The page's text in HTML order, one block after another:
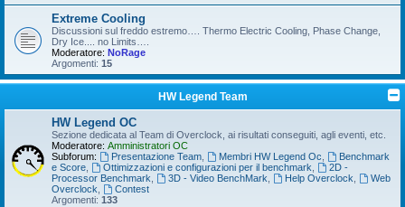
Extreme Cooling
Discussioni sul freddo estremo…. Thermo Electric Cooling, Phase Change,
Dry Ice.... no Limits….
Moderatore: NoRage
Argomenti: 15
HW Legend Team
HW Legend OC
Sezione dedicata al Team di Overclock, ai risultati conseguiti, agli eventi, etc.
Moderatore: Amministratori OC
Subforum:
Presentazione Team, Membri HW Legend Oc
Benchmark
e Score
Ottimizzazioni e configurazioni per il benchmark
2D -
Processor Benchmark
3D - Video BenchMark Help Overclock
Web
Overclock
Contest
Argomenti: 133